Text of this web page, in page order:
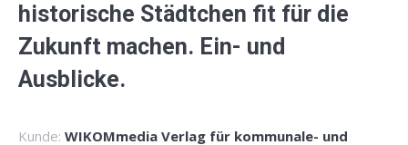
historische Städtchen fit für die
Zukunft machen. Ein- und
Ausblicke.
Kunde: WIKOMmedia Verlag für kommunale- und